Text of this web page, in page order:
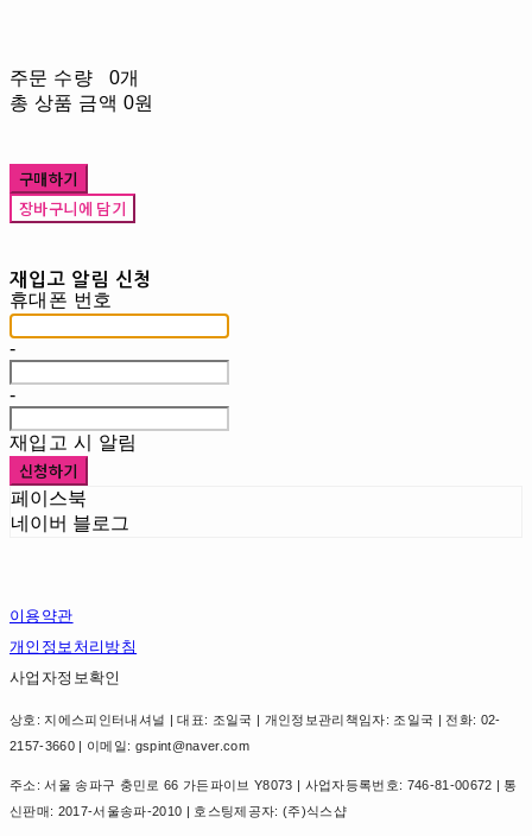
주문 수량
0개
총 상품 금액 0원
구매하기
장바구니에 담기
재입고 알림 신청
휴대폰 번호
-
-
재입고 시 알림
신청하기
페이스북
네이버 블로그
이용약관
개인정보처리방침
사업자정보확인
상호: 지에스피인터내셔널 | 대표: 조일국 | 개인정보관리책임자: 조일국 | 전화: 02-
2157-3660 | 이메일: gspint@naver.com
주소: 서울 송파구 충민로 66 가든파이브 Y8073 | 사업자등록번호: 746-81-00672 | 통
신판매: 2017-서울송파-2010 | 호스팅제공자: (주)식스샵